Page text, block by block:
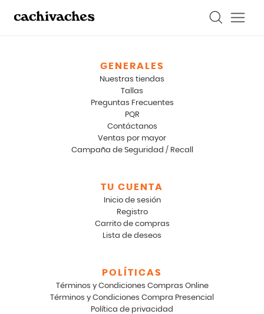
GENERALES
Nuestras tiendas
Tallas
Preguntas Frecuentes
PQR
Contáctanos
Ventas por mayor
Campaña de Seguridad / Recall
TU CUENTA
Inicio de sesión
Registro
Carrito de compras
Lista de deseos
POLÍTICAS
Términos y Condiciones Compras Online
Términos y Condiciones Compra Presencial
Política de privacidad